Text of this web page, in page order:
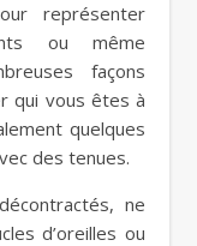
représenter
ou même
façons
qui vous êtes à
quelques
des tenues.
ne
d’oreilles ou